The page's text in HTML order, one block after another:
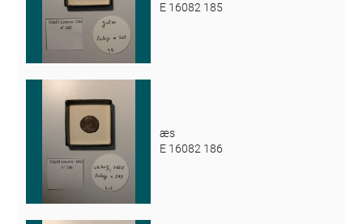
E 16082 185
æs
E 16082 186